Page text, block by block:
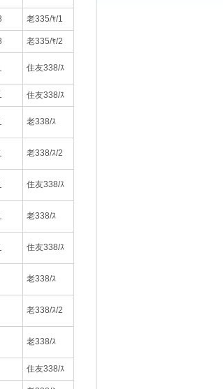
老335/ﾔ/1
老335/ﾔ/2
住友338/ｽ
住友338/ｽ
老338/ｽ
老338/ｽ/2
住友338/ｽ
老338/ｽ
住友338/ｽ
老338/ｽ
老338/ｽ/2
老338/ｽ
住友338/ｽ